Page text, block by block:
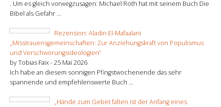
. Um es gleich vorwegzusagen: Michael Roth hat mit seinem Buch Die
Bibel als Gefahr ...
Rezension: Aladin El-Mafaalani
„Misstrauensgemeinschaften: Zur Anziehungskraft von Populismus
und Verschwörungsideologien“
by Tobias Faix -25 Mai 2026
Ich habe an diesem sonnigen Pfingstwochenende das sehr
spannende und empfehlenswerte Buch ...
„Hände zum Gebet falten ist der Anfang eines